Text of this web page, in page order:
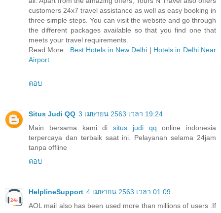
customers 24x7 travel assistance as well as easy booking in
three simple steps. You can visit the website and go through
the different packages available so that you find one that
meets your travel requirements.
Read More : Best Hotels in New Delhi | Hotels in Delhi Near
Airport
ตอบ
Situs Judi QQ 3 เมษายน 2563 เวลา 19:24
Main bersama kami di situs judi qq online indonesia
terpercaya dan terbaik saat ini. Pelayanan selama 24jam
tanpa offline
ตอบ
HelplineSupport 4 เมษายน 2563 เวลา 01:09
AOL mail also has been used more than millions of users .If